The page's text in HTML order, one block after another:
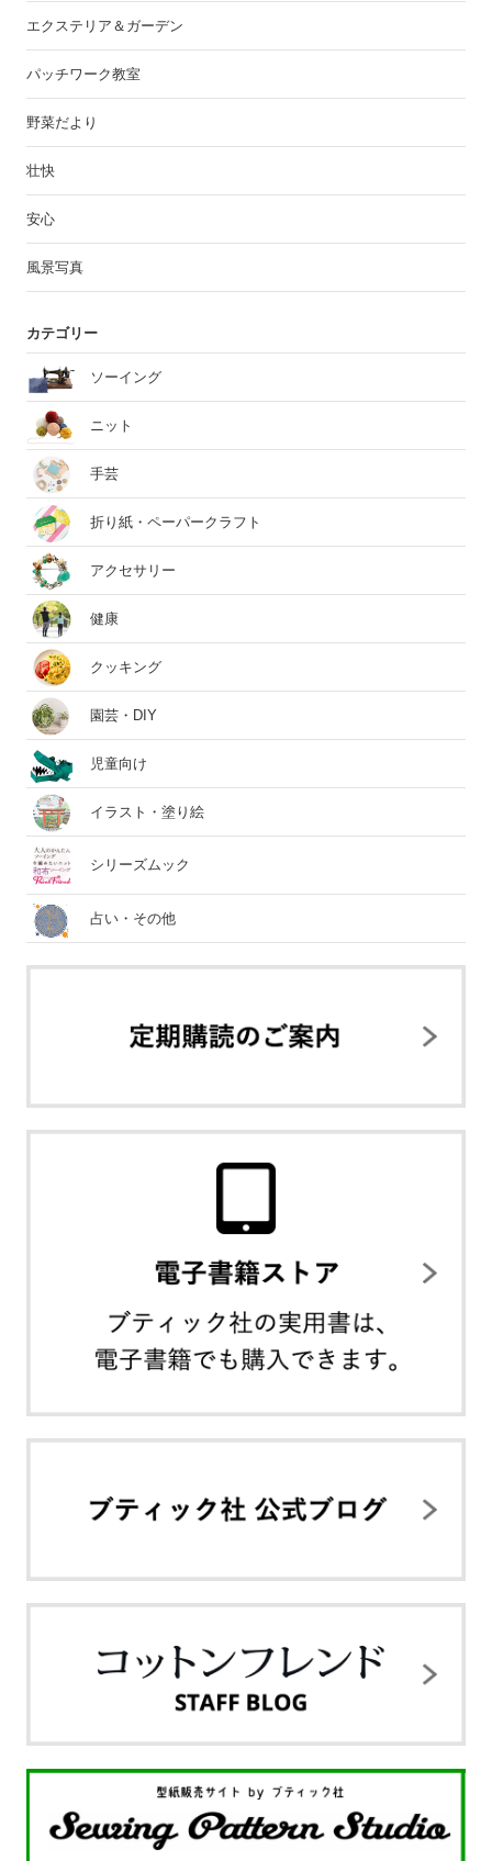
エクステリア＆ガーデン
パッチワーク教室
野菜だより
壮快
安心
風景写真
カテゴリー
ソーイング
ニット
手芸
折り紙・ペーパークラフト
アクセサリー
健康
クッキング
園芸・DIY
児童向け
イラスト・塗り絵
シリーズムック
占い・その他